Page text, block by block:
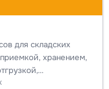
для складских
хранением,
и